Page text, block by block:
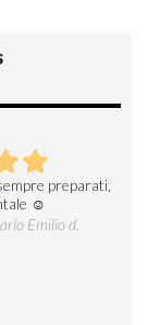
preparati,
☺️
Emilio d.